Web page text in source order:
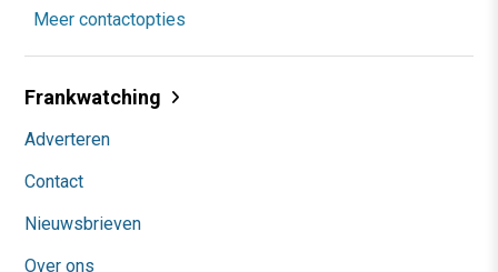
Meer contactopties
Frankwatching
Adverteren
Contact
Nieuwsbrieven
Over ons